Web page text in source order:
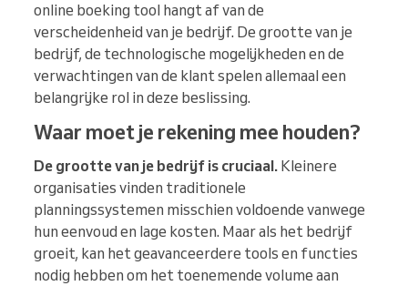
online boeking tool hangt af van de
verscheidenheid van je bedrijf. De grootte van je
bedrijf, de technologische mogelijkheden en de
verwachtingen van de klant spelen allemaal een
belangrijke rol in deze beslissing.
Waar moet je rekening mee houden?
De grootte van je bedrijf is cruciaal. Kleinere
organisaties vinden traditionele
planningssystemen misschien voldoende vanwege
hun eenvoud en lage kosten. Maar als het bedrijf
groeit, kan het geavanceerdere tools en functies
nodig hebben om het toenemende volume aan